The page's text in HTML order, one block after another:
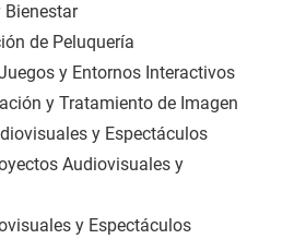
Bienestar
de Peluquería
y Entornos Interactivos
y Tratamiento de Imagen
y Espectáculos
Audiovisuales y
y Espectáculos